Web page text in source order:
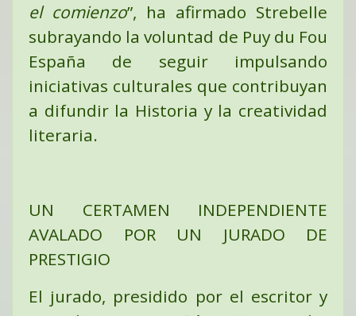
el comienzo”, ha afirmado Strebelle
subrayando la voluntad de Puy du Fou
España de seguir impulsando
iniciativas culturales que contribuyan
a difundir la Historia y la creatividad
literaria.
UN CERTAMEN INDEPENDIENTE
AVALADO POR UN JURADO DE
PRESTIGIO
El jurado, presidido por el escritor y